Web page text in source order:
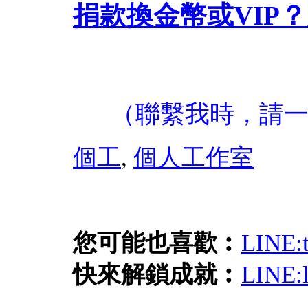
捐款換金幣或VIP？
（聯繫我時，請
個工, 個人工作室
您可能也喜歡︰
快來解鎖成就︰